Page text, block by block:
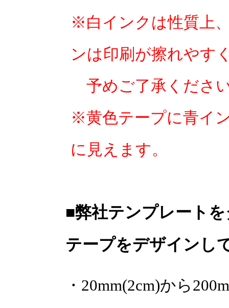
※白インクは性質上
ンは印刷が擦れやす
予めご了承くださ
※黄色テープに青イ
に見えます。
■弊社テンプレート
テープをデザインし
・20mm(2cm)から